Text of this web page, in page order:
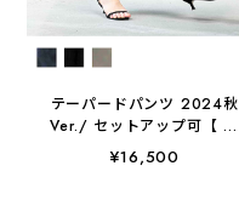
テーパードパンツ 2024秋
Ver./ セットアップ可【 日
本製 / 手洗い可】
¥16,500